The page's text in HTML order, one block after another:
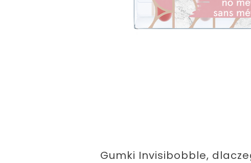
Gumki Invisibobble,